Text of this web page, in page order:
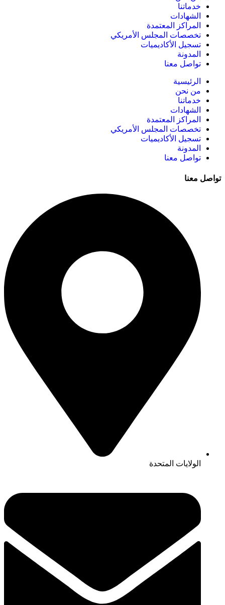
خدماتنا
الشهادات
المراكز المعتمدة
تخصصات المجلس الأمريكي
تسجيل الأكاديميات
المدونة
تواصل معنا
الرئيسية
من نحن
خدماتنا
الشهادات
المراكز المعتمدة
تخصصات المجلس الأمريكي
تسجيل الأكاديميات
المدونة
تواصل معنا
تواصل معنا
الولايات المتحدة